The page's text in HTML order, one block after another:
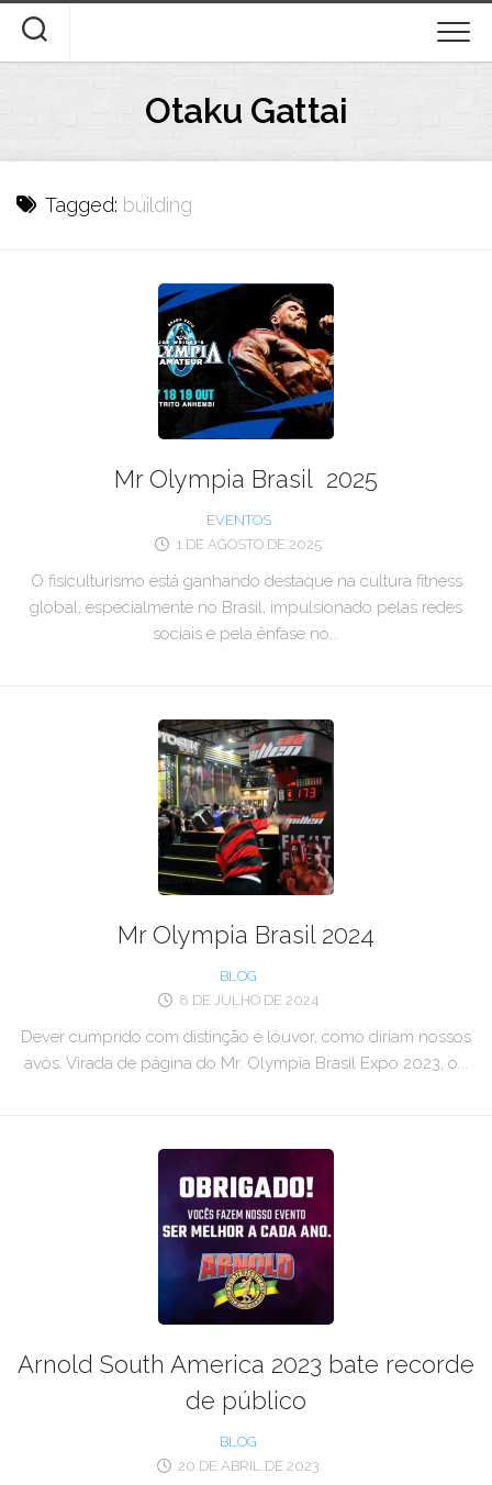
content
Otaku Gattai
Tagged: building
Mr Olympia Brasil 2025
EVENTOS
1 DE AGOSTO DE 2025
O fisiculturismo está ganhando destaque na cultura fitness
global, especialmente no Brasil, impulsionado pelas redes
sociais e pela ênfase no...
Mr Olympia Brasil 2024
BLOG
8 DE JULHO DE 2024
Dever cumprido com distinção e louvor, como diriam nossos
avós. Virada de página do Mr. Olympia Brasil Expo 2023, o...
Arnold South America 2023 bate recorde
de público
BLOG
20 DE ABRIL DE 2023